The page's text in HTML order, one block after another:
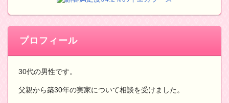
プロフィール
30代の男性です。
父親から築30年の実家について相談を受けました。